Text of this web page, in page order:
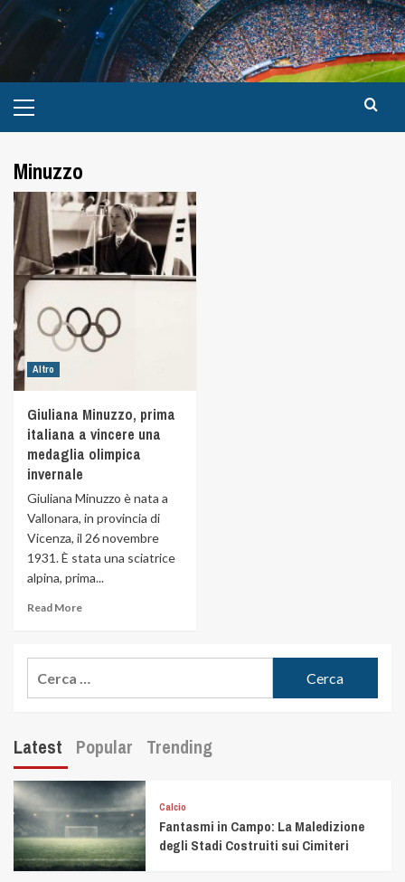
Minuzzo
Altro
Giuliana Minuzzo, prima
italiana a vincere una
medaglia olimpica
invernale
Giuliana Minuzzo è nata a
Vallonara, in provincia di
Vicenza, il 26 novembre
1931. È stata una sciatrice
alpina, prima...
Read More
Latest Popular Trending
Calcio
Fantasmi in Campo: La Maledizione
degli Stadi Costruiti sui Cimiteri